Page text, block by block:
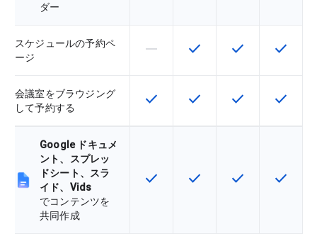
ダー
スケジュールの予約ペ
ージ
この機能は該当の SKU でサポー
horizontal_rule この機能は該当の SKU
check この機能は該当
check この機
check
会議室をブラウジング
して予約する
この機能は該当の SKU で利用で
check この機能は該当の SKU
check この機能は該当
check この機
check
Google ドキュメ
ント、スプレッ
ドシート、スラ
イド、Vids
でコンテンツを
共同作成
この機能は該当の SKU で利用で
check この機能は該当の SKU
check この機能は該当
check この機
check